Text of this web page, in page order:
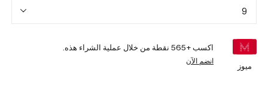
9
ميوز
اكسب +565 نقطة من خلال عملية الشراء هذه.
انضم الآن